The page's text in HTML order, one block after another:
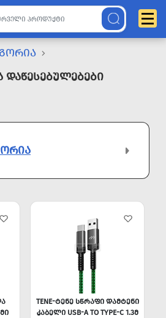
Დაწესებულებები
TENE-ᲢᲔᲜᲔ ᲡᲬᲠᲐᲤᲘ ᲓᲐᲛᲢᲔᲜᲘ
ᲙᲐᲑᲔᲚᲘ USB-A TO TYPE-C 1.3Მ